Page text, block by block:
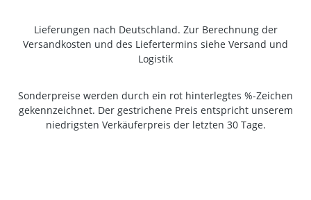
Lieferungen nach Deutschland. Zur Berechnung der
Versandkosten und des Liefertermins siehe Versand und
Logistik
Sonderpreise werden durch ein rot hinterlegtes %-Zeichen
gekennzeichnet. Der gestrichene Preis entspricht unserem
niedrigsten Verkäuferpreis der letzten 30 Tage.